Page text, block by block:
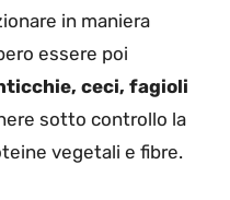
in maniera
essere poi
ceci, fagioli
sotto controllo la
​​vegetali e fibre.